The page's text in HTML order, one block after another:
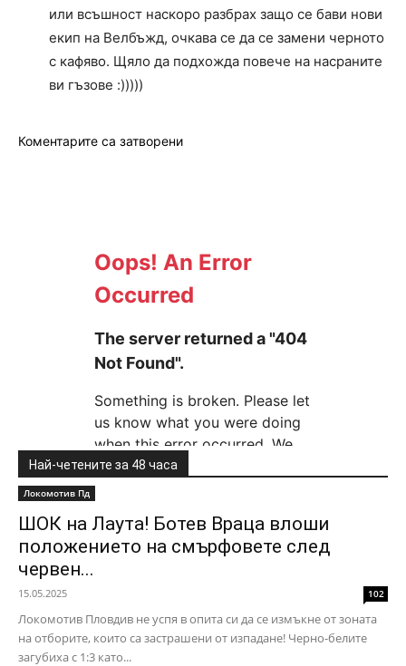
или всъшност наскоро разбрах защо се бави нови
екип на Велбъжд, очкава се да се замени черното
с кафяво. Щяло да подхожда повече на насраните
ви гъзове :)))))
Коментарите са затворени
Най-четените за 48 часа
Локомотив Пд
ШОК на Лаута! Ботев Враца влоши
положението на смърфовете след
червен...
15.05.2025 102
Локомотив Пловдив не успя в опита си да се измъкне от зоната
на отборите, които са застрашени от изпадане! Черно-белите
загубиха с 1:3 като...